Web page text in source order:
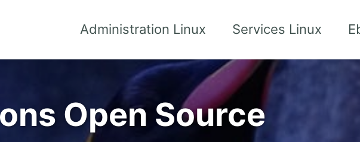
Administration Linux Services Linux
Open Source